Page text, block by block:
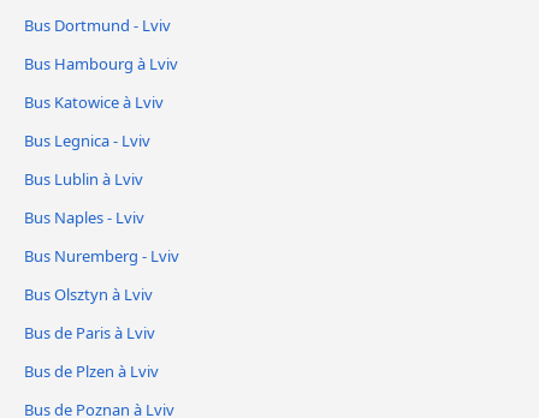
Bus Dortmund - Lviv
Bus Hambourg à Lviv
Bus Katowice à Lviv
Bus Legnica - Lviv
Bus Lublin à Lviv
Bus Naples - Lviv
Bus Nuremberg - Lviv
Bus Olsztyn à Lviv
Bus de Paris à Lviv
Bus de Plzen à Lviv
Bus de Poznan à Lviv